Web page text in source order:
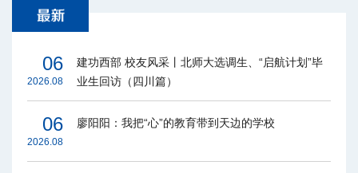
06
2026.08
建功西部 校友风采丨北师大选调生、“启航计划”毕
业生回访（四川篇）
06
2026.08
廖阳阳：我把“心”的教育带到天边的学校